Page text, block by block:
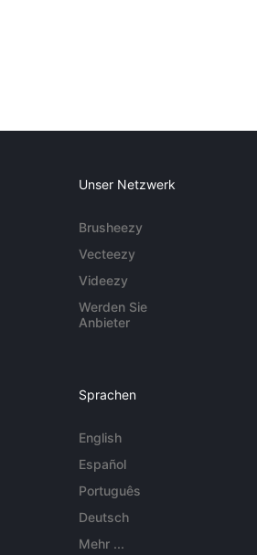
Unser Netzwerk
Brusheezy
Vecteezy
Videezy
Werden Sie
Anbieter
Sprachen
English
Español
Português
Deutsch
Mehr ...